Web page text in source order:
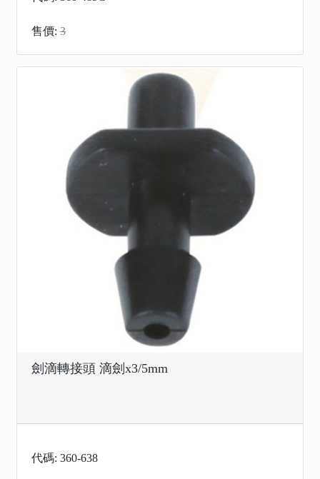
售價: 3
劍滴轉接頭 滴劍x3/5mm
代碼: 360-638